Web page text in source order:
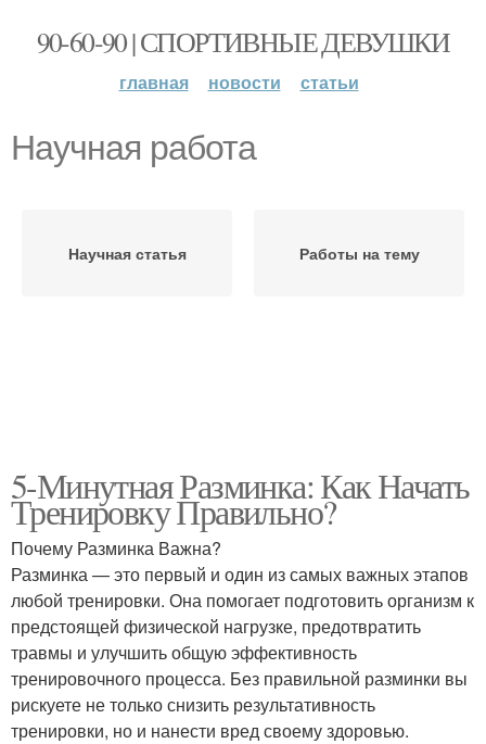
90-60-90 | СПОРТИВНЫЕ ДЕВУШКИ
главная новости статьи
Научная работа
Научная статья Работы на тему
5-Минутная Разминка: Как Начать
Тренировку Правильно?
Почему Разминка Важна?
Разминка — это первый и один из самых важных этапов
любой тренировки. Она помогает подготовить организм к
предстоящей физической нагрузке, предотвратить
травмы и улучшить общую эффективность
тренировочного процесса. Без правильной разминки вы
рискуете не только снизить результативность
тренировки, но и нанести вред своему здоровью.